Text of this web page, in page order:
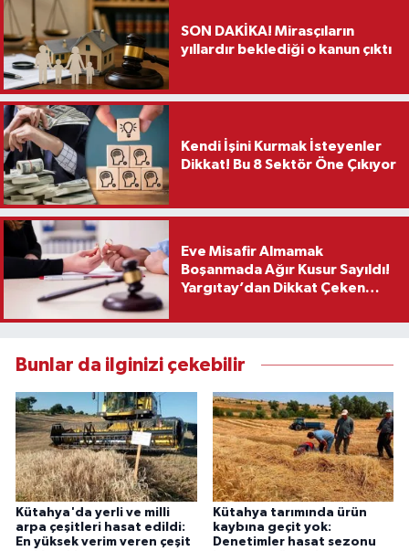
SON DAKİKA! Mirasçıların
yıllardır beklediği o kanun çıktı
Kendi İşini Kurmak İsteyenler
Dikkat! Bu 8 Sektör Öne Çıkıyor
Eve Misafir Almamak
Boşanmada Ağır Kusur Sayıldı!
Yargıtay’dan Dikkat Çeken
Bunlar da ilginizi çekebilir
Kütahya'da yerli ve milli
arpa çeşitleri hasat edildi:
En yüksek verim veren çeşit
Kütahya tarımında ürün
kaybına geçit yok:
Denetimler hasat sezonu